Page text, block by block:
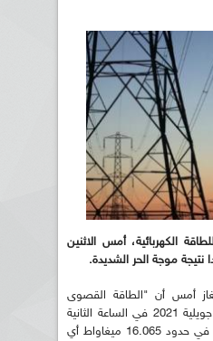
الكهربائية، أمس الاثنين
نتيجة موجة الحر الشديدة.
أمس أن "الطاقة القصوى
المطلوبة بلغت الاثنين 12 جويلية 2021 في الساعة الثانية
والنصف زوالا، رقما قياسيا في حدود 16.065 ميغاواط أي